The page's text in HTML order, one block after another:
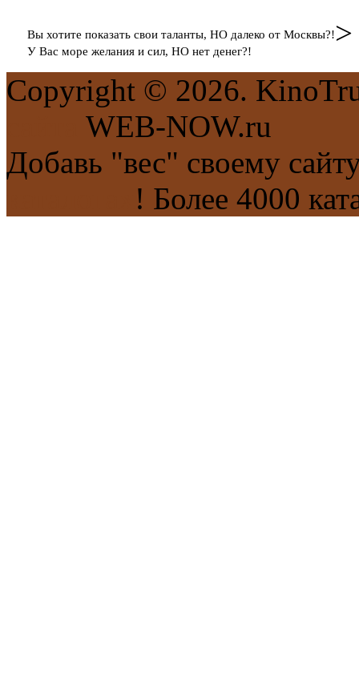
Вы хотите показать свои таланты, НО далеко от Москвы?!
У Вас море желания и сил, НО нет денег?!
>
Copyright © 2026.
WEB-NOW.ru
Добавь "вес" своему
! Более 4000